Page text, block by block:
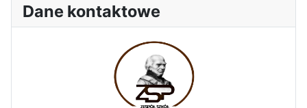
I Olimpiada Klas Mundurowych
Dane kontaktowe